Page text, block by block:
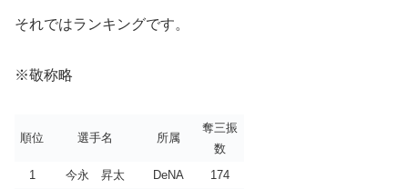
それではランキングです。
※敬称略
順位 選手名 所属
奪三振
数
1
今永 昇太 DeNA
174